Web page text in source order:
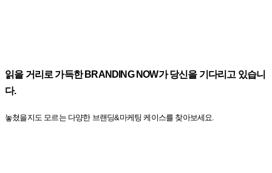
읽을 거리로 가득한 BRANDING NOW가 당신을 기다리고 있습니
다.
놓쳤을지도 모르는 다양한 브랜딩&마케팅 케이스를 찾아보세요.